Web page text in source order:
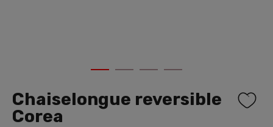
Chaiselongue reversible
Corea